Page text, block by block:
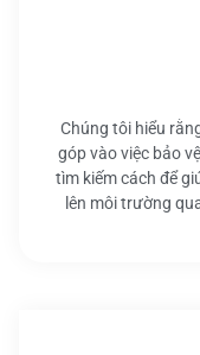
Chúng tôi hiểu
góp vào việc bảo
tìm kiếm cách để
lên môi trường